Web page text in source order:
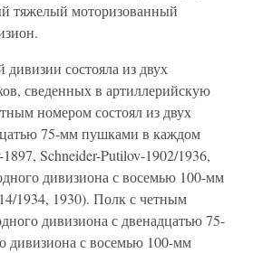
тяжелый моторизованный
состояла из двух
сведенных в артиллерийскую
номером состоял из двух
75-мм пушками в каждом
Schneider-Putilov-1902/1936,
дивизиона с восемью 100-мм
1934, 1930). Полк с четным
дивизиона с двенадцатью 75-
дивизиона с восемью 100-мм